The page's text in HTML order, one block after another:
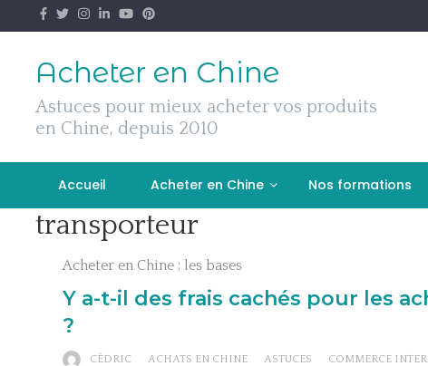
to
Acheter en Chine
Astuces pour mieux acheter vos produits
en Chine, depuis 2010
Accueil Acheter en Chine Nos formations
transporteur
Acheter en Chine : les bases
Y a-t-il des frais cachés pour les
?
CÉDRIC ACHATS EN CHINE ASTUCES
COMMERCE